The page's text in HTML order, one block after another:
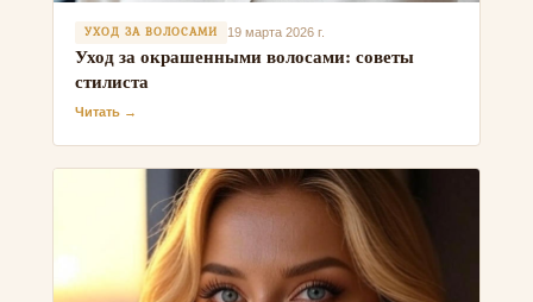
УХОД ЗА ВОЛОСАМИ 19 марта 2026 г.
Уход за окрашенными волосами: советы
стилиста
Читать →